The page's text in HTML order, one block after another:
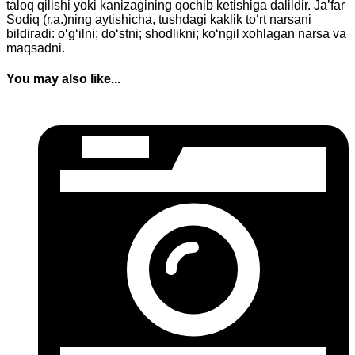
taloq qilishi yoki kanizagining qochib ketishiga dalildir. Ja’far
Sodiq (r.a.)ning aytishicha, tushdagi kaklik to‘rt narsani
bildiradi: o‘g‘ilni; do‘stni; shodlikni; ko‘ngil xohlagan narsa va
maqsadni.
You may also like...